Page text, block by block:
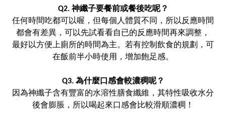
Q2. 神纖子要餐前或餐後吃呢？
任何時間吃都可以喔，但每個人體質不同，所以反應時間
都會有差異，可以先試看看自已的反應時間再來調整，
最好以方便上廁所的時間為主。若有控制飲食的規劃，可
在飯前半小時使用，增加飽足感。
Q3. 為什麼口感會較濃稠呢？
因為神纖子含有豐富的水溶性膳食纖維，其特性吸收水分
後會膨脹，所以喝起來口感會比較滑順濃稠！